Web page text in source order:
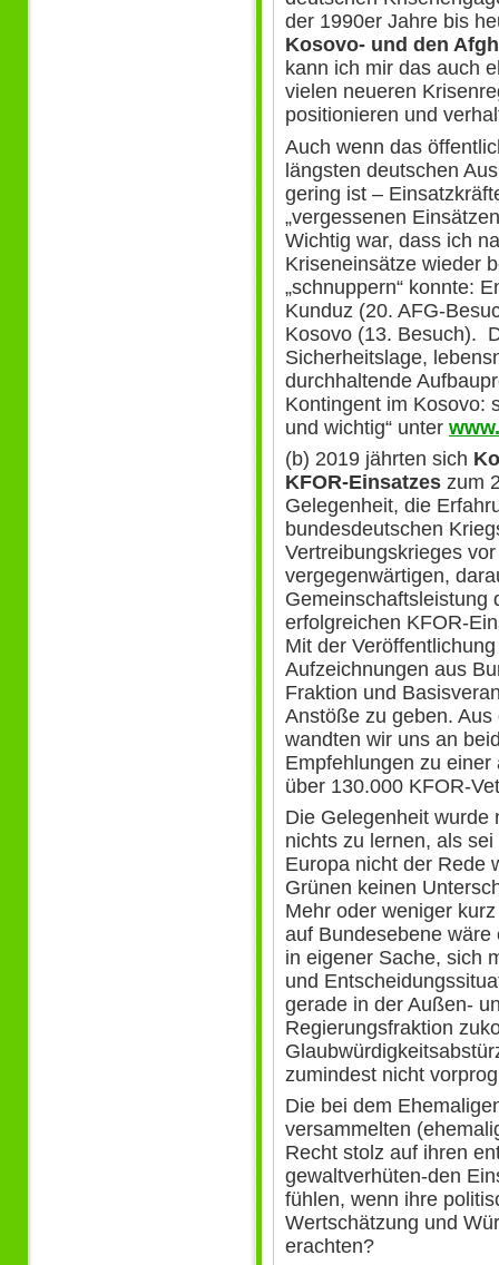
der 1990er Jahre bis
Kosovo- und den
kann ich mir das auch
vielen neueren
positionieren und
Auch wenn das
längsten deutschen
gering ist –
„vergessenen
Wichtig war, dass ich
Kriseneinsätze wieder
„schnuppern“ konnte:
Kunduz (20. AFG-
Kosovo (13. Besuch).
Sicherheitslage,
durchhaltende
Kontingent im Kosovo:
und wichtig“ unter
(b) 2019 jährten sich
KFOR-Einsatzes zum
Gelegenheit, die
bundesdeutschen
Vertreibungskrieges
vergegenwärtigen,
Gemeinschaftsleistung
erfolgreichen KFOR-
Mit der
Aufzeichnungen aus
Fraktion und
Anstöße zu geben.
wandten wir uns an
Empfehlungen zu
über 130.000 KFOR-
Die Gelegenheit wurde
nichts zu lernen, als
Europa nicht der Rede
Grünen keinen
Mehr oder weniger
auf Bundesebene
in eigener Sache, sich
und
gerade in der Außen-
Regierungsfraktion
zumindest nicht
Die bei dem
versammelten
Recht stolz auf ihren
gewaltverhüten-den
fühlen, wenn ihre
Wertschätzung und
erachten?